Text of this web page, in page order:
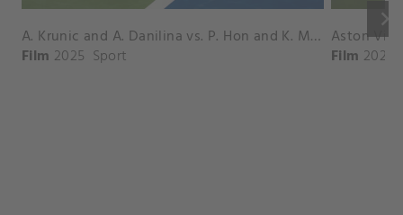
keyboard_arrow_right
A. Krunic and A. Danilina vs. P. Hon and K. Muchova Match Highlights - BEIJING_Capital Group Diamond ( October 02, 2025)
Film 2025 Sport Film 2026